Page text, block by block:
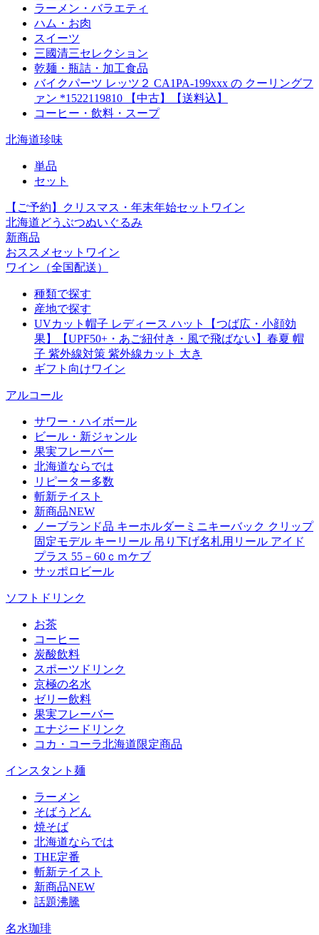
ラーメン・バラエティ
ハム・お肉
スイーツ
三國清三セレクション
乾麺・瓶詰・加工食品
バイクパーツ レッツ２ CA1PA-199xxx の クーリングフ
ァン *1522119810 【中古】【送料込】
コーヒー・飲料・スープ
北海道珍味
単品
セット
【ご予約】クリスマス・年末年始セットワイン
北海道どうぶつぬいぐるみ
新商品
おススメセットワイン
ワイン（全国配送）
種類で探す
産地で探す
UVカット帽子 レディース ハット【つば広・小顔効
果】【UPF50+・あご紐付き・風で飛ばない】春夏 帽
子 紫外線対策 紫外線カット 大き
ギフト向けワイン
アルコール
サワー・ハイボール
ビール・新ジャンル
果実フレーバー
北海道ならでは
リピーター多数
斬新テイスト
新商品NEW
ノーブランド品 キーホルダーミニキーバック クリップ
固定モデル キーリール 吊り下げ名札用リール アイド
プラス 55－60ｃｍケブ
サッポロビール
ソフトドリンク
お茶
コーヒー
炭酸飲料
スポーツドリンク
京極の名水
ゼリー飲料
果実フレーバー
エナジードリンク
コカ・コーラ北海道限定商品
インスタント麺
ラーメン
そばうどん
焼そば
北海道ならでは
THE定番
斬新テイスト
新商品NEW
話題沸騰
名水珈琲